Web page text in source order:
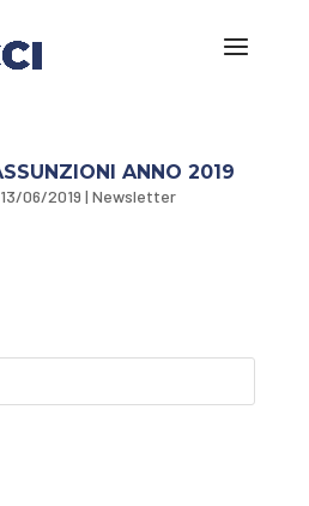
ANNO 2019
13/06/2019 | Newsletter